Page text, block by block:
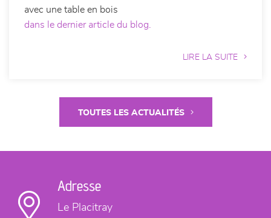
avec une table en bois
dans le dernier article du blog.
LIRE LA SUITE
TOUTES LES ACTUALITÉS
Adresse
Le Placitray